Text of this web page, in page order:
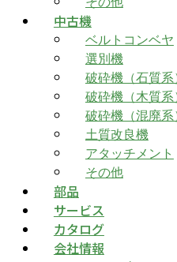
中古機
ベルトコンベヤ
選別機
破砕機（石質系
破砕機（木質系
破砕機（混廃系
土質改良機
アタッチメント
その他
部品
サービス
カタログ
会社情報